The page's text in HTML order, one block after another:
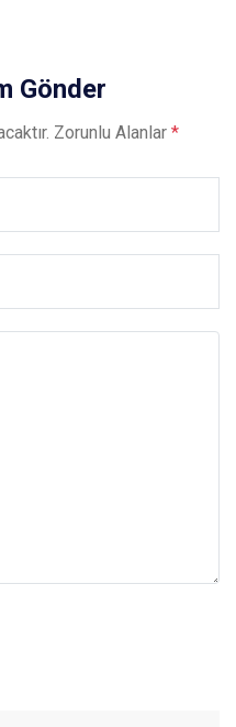
Gönder
Zorunlu Alanlar *